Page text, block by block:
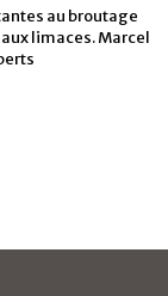
au broutage
limaces. Marcel